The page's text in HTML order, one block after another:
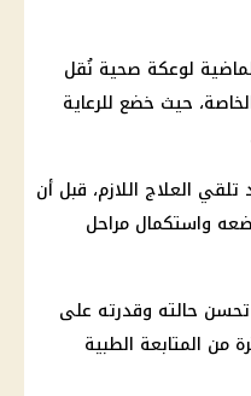
لوعكة صحية نُقل
حيث خضع للرعاية
العلاج اللازم، قبل أن
واستكمال مراحل
حالته وقدرته على
من المتابعة الطبية